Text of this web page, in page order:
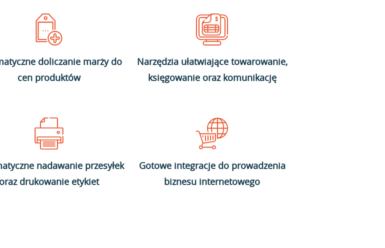
doliczanie marży do
cen produktów
Narzędzia ułatwiające towarowanie,
księgowanie oraz komunikację
nadawanie przesyłek
oraz drukowanie etykiet
Gotowe integracje do prowadzenia
biznesu internetowego